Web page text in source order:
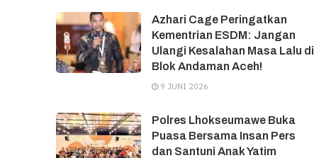
Azhari Cage Peringatkan
Kementrian ESDM: Jangan
Ulangi Kesalahan Masa Lalu di
Blok Andaman Aceh!
9 JUNI 2026
Polres Lhokseumawe Buka
Puasa Bersama Insan Pers
dan Santuni Anak Yatim